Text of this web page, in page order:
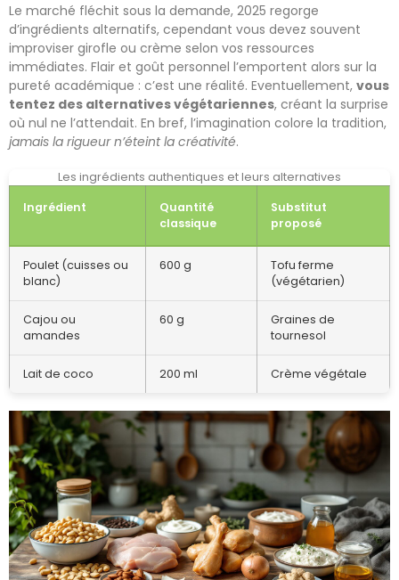
Le marché fléchit sous la demande, 2025 regorge
d’ingrédients alternatifs, cependant vous devez souvent
improviser girofle ou crème selon vos ressources
immédiates. Flair et goût personnel l’emportent alors sur la
pureté académique : c’est une réalité. Eventuellement, vous
tentez des alternatives végétariennes, créant la surprise
où nul ne l’attendait. En bref, l’imagination colore la tradition,
jamais la rigueur n’éteint la créativité.
Les ingrédients authentiques et leurs alternatives
Ingrédient
Quantité
classique
Substitut
proposé
Poulet (cuisses ou
blanc)
600 g
Tofu ferme
(végétarien)
Cajou ou
amandes
60 g
Graines de
tournesol
Lait de coco 200 ml Crème végétale